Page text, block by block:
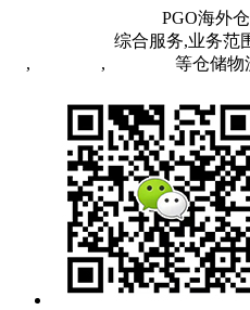
PGO海外
综合服务,业务范
, , 等仓储物